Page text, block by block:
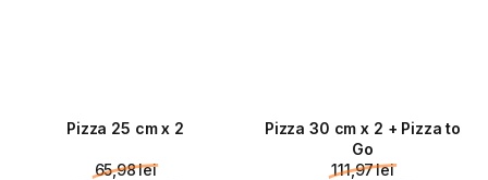
Pizza 25 cm x 2
65,98 lei
Pizza 30 cm x 2 + Pizza to
Go
111,97 lei